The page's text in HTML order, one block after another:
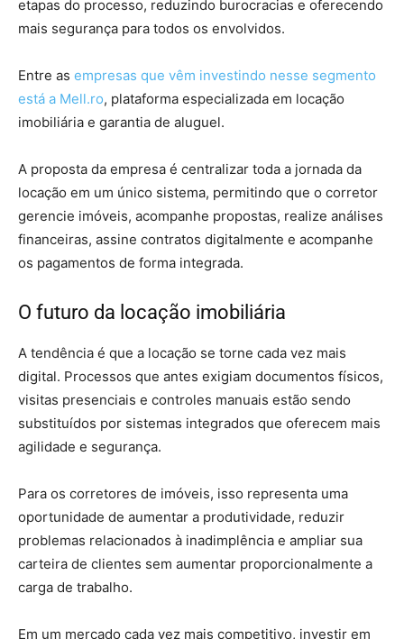
etapas do processo, reduzindo burocracias e oferecendo
mais segurança para todos os envolvidos.
Entre as empresas que vêm investindo nesse segmento
está a Mell.ro, plataforma especializada em locação
imobiliária e garantia de aluguel.
A proposta da empresa é centralizar toda a jornada da
locação em um único sistema, permitindo que o corretor
gerencie imóveis, acompanhe propostas, realize análises
financeiras, assine contratos digitalmente e acompanhe
os pagamentos de forma integrada.
O futuro da locação imobiliária
A tendência é que a locação se torne cada vez mais
digital. Processos que antes exigiam documentos físicos,
visitas presenciais e controles manuais estão sendo
substituídos por sistemas integrados que oferecem mais
agilidade e segurança.
Para os corretores de imóveis, isso representa uma
oportunidade de aumentar a produtividade, reduzir
problemas relacionados à inadimplência e ampliar sua
carteira de clientes sem aumentar proporcionalmente a
carga de trabalho.
Em um mercado cada vez mais competitivo, investir em